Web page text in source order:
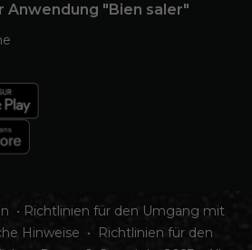
Anwendung "Bien saler"
• Richtlinien für den Umgang mit
Hinweise •
Richtlinien für den